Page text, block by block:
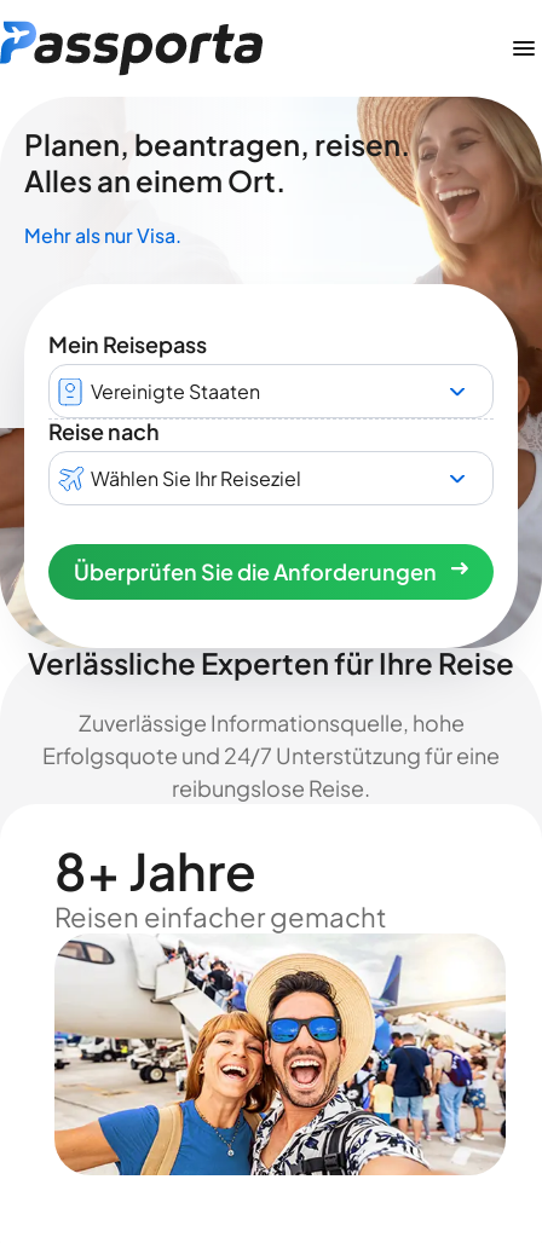
Planen, beantragen, reisen.
Alles an einem Ort.
Mehr als nur Visa.
Mein Reisepass
Vereinigte Staaten
Reise nach
Wählen Sie Ihr Reiseziel
Überprüfen Sie die Anforderungen
Verlässliche Experten für Ihre Reise
Zuverlässige Informationsquelle, hohe
Erfolgsquote und 24/7 Unterstützung für eine
reibungslose Reise.
8+ Jahre
Reisen einfacher gemacht